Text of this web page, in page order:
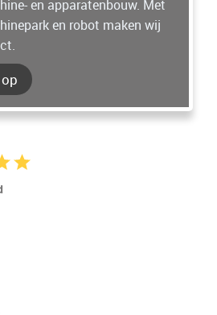
en apparatenbouw. Met
en robot maken wij